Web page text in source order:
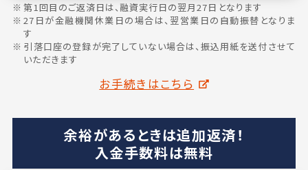
第1回目のご返済日は、融資実行日の翌月27日となります
27日が金融機関休業日の場合は、翌営業日の自動振替となりま
す
引落口座の登録が完了していない場合は、振込用紙を送付させて
いただきます
お手続きはこちら
余裕があるときは追加返済！
入金手数料は無料